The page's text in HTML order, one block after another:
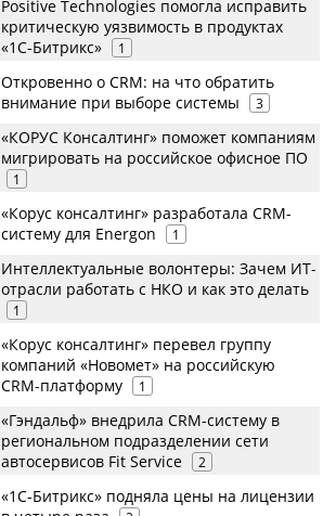
Positive Technologies помогла исправить
критическую уязвимость в продуктах
«1С-Битрикс»
1
Откровенно о CRM: на что обратить
внимание при выборе системы
3
«КОРУС Консалтинг» поможет компаниям
мигрировать на российское офисное ПО
1
«Корус консалтинг» разработала CRM-
систему для Energon
1
Интеллектуальные волонтеры: Зачем ИТ-
отрасли работать с НКО и как это делать
1
«Корус консалтинг» перевел группу
компаний «Новомет» на российскую
CRM-платформу
1
«Гэндальф» внедрила CRM-систему в
региональном подразделении сети
автосервисов Fit Service
2
«1С-Битрикс» подняла цены на лицензии